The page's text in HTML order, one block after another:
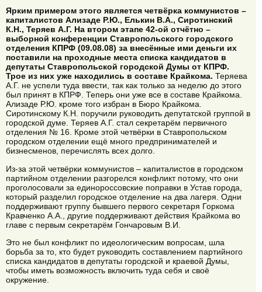
Ярким примером этого является четвёрка коммунистов –
капиталистов Ализаде Р.Ю., Елькин В.А., Сиротинский
К.Н., Теряев А.Г. На втором этапе 42-ой отчётно –
выборной конференции Ставропольского городского
отделения КПРФ (09.08.08) за внесённые ими деньги их
поставили на проходные места списка кандидатов в
депутаты Ставропольской городской Думы от КПРФ.
Трое из них уже находились в составе Крайкома. Теряева
А.Г. не успели туда ввести, так как только за неделю до этого
был принят в КПРФ. Теперь они уже все в составе Крайкома.
Ализаде Р.Ю. кроме того избран в Бюро Крайкома.
Сиротинскому К.Н. поручили руководить депутатской группой в
городской думе. Теряев А.Г. стал секретарём первичного
отделения № 16. Кроме этой четвёрки в Ставропольском
городском отделении ещё много предпринимателей и
бизнесменов, перечислять всех долго.
Из-за этой четвёрки коммунистов – капиталистов в городском
партийном отделении разгорелся конфликт потому, что они
проголосовали за единороссовские поправки в Устав города,
который разделил городское отделение на два лагеря. Одни
поддерживают группу бывшего первого секретаря Горкома
Кравченко А.А., другие поддерживают действия Крайкома во
главе с первым секретарём Гончаровым В.И.
Это не был конфликт по идеологическим вопросам, шла
борьба за то, кто будет руководить составлением партийного
списка кандидатов в депутаты городской и краевой Думы,
чтобы иметь возможность включить туда себя и своё
окружение.